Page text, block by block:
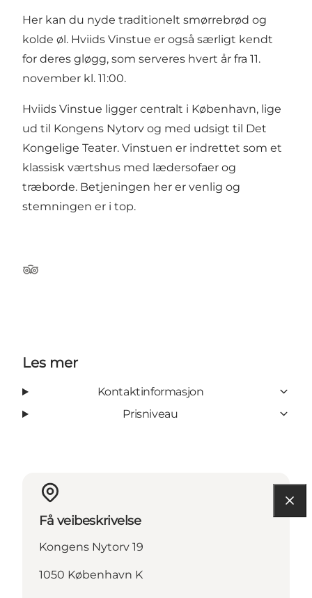
Her kan du nyde traditionelt smørrebrød og
kolde øl. Hviids Vinstue er også særligt kendt
for deres gløgg, som serveres hvert år fra 11.
november kl. 11:00.
Hviids Vinstue ligger centralt i København, lige
ud til Kongens Nytorv og med udsigt til Det
Kongelige Teater. Vinstuen er indrettet som et
klassisk værtshus med lædersofaer og
træborde. Betjeningen her er venlig og
stemningen er i top.
Tripadvisor
Les mer
Kontaktinformasjon
Prisniveau
Få veibeskrivelse
Kongens Nytorv 19
1050 København K